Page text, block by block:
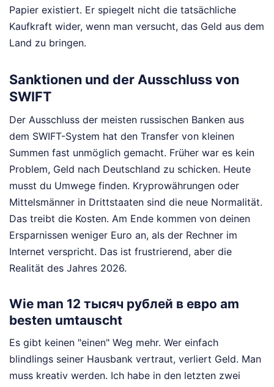
Papier existiert. Er spiegelt nicht die tatsächliche
Kaufkraft wider, wenn man versucht, das Geld aus dem
Land zu bringen.
Sanktionen und der Ausschluss von
SWIFT
Der Ausschluss der meisten russischen Banken aus
dem SWIFT-System hat den Transfer von kleinen
Summen fast unmöglich gemacht. Früher war es kein
Problem, Geld nach Deutschland zu schicken. Heute
musst du Umwege finden. Kryprowährungen oder
Mittelsmänner in Drittstaaten sind die neue Normalität.
Das treibt die Kosten. Am Ende kommen von deinen
Ersparnissen weniger Euro an, als der Rechner im
Internet verspricht. Das ist frustrierend, aber die
Realität des Jahres 2026.
Wie man 12 тысяч рублей в евро am
besten umtauscht
Es gibt keinen "einen" Weg mehr. Wer einfach
blindlings seiner Hausbank vertraut, verliert Geld. Man
muss kreativ werden. Ich habe in den letzten zwei